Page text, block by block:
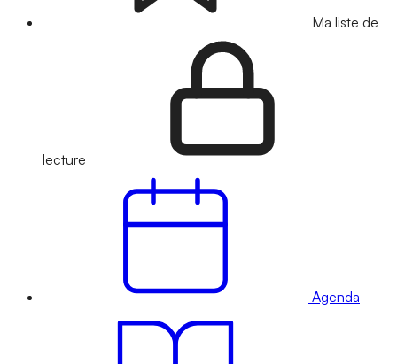
Ma liste de
lecture
Agenda